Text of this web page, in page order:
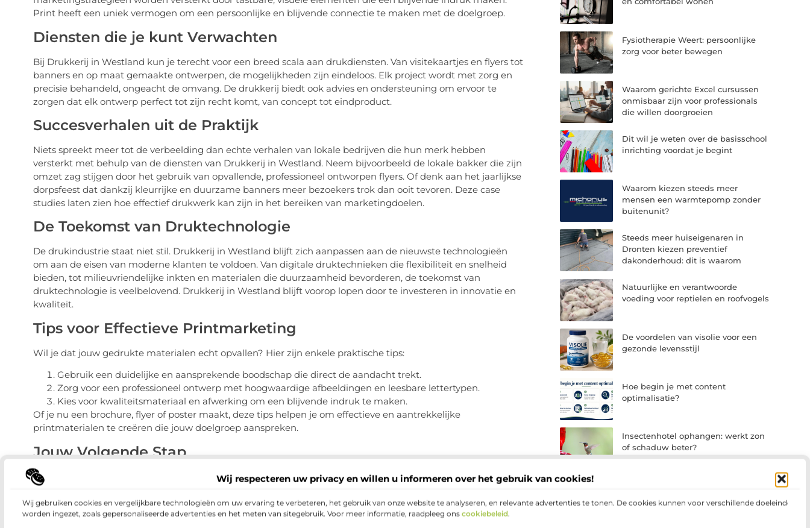
Wij respecteren uw privacy en willen u informeren over het gebruik van cookies!
Wij gebruiken cookies en vergelijkbare technologieën om uw ervaring te verbeteren, het gebruik van onze website te analyseren, en relevante advertenties te tonen. De cookies kunnen voor verschillende doeleinden
worden ingezet, zoals gepersonaliseerde advertenties en het meten van sitegebruik. Voor meer informatie, raadpleeg ons cookiebeleid.
Print heeft een uniek vermogen om een persoonlijke en blijvende connectie te maken met de doelgroep.
Diensten die je kunt Verwachten
Bij Drukkerij in Westland kun je terecht voor een breed scala aan drukdiensten. Van visitekaartjes en flyers tot
banners en op maat gemaakte ontwerpen, de mogelijkheden zijn eindeloos. Elk project wordt met zorg en
precisie behandeld, ongeacht de omvang. De drukkerij biedt ook advies en ondersteuning om ervoor te
zorgen dat elk ontwerp perfect tot zijn recht komt, van concept tot eindproduct.
Succesverhalen uit de Praktijk
Niets spreekt meer tot de verbeelding dan echte verhalen van lokale bedrijven die hun merk hebben
versterkt met behulp van de diensten van Drukkerij in Westland. Neem bijvoorbeeld de lokale bakker die zijn
omzet zag stijgen door het gebruik van opvallende, professioneel ontworpen flyers. Of denk aan het jaarlijkse
dorpsfeest dat dankzij kleurrijke en duurzame banners meer bezoekers trok dan ooit tevoren. Deze case
studies laten zien hoe effectief drukwerk kan zijn in het bereiken van marketingdoelen.
De Toekomst van Druktechnologie
De drukindustrie staat niet stil. Drukkerij in Westland blijft zich aanpassen aan de nieuwste technologieën
om aan de eisen van moderne klanten te voldoen. Van digitale druktechnieken die flexibiliteit en snelheid
bieden, tot milieuvriendelijke inkten en materialen die duurzaamheid bevorderen, de toekomst van
druktechnologie is veelbelovend. Drukkerij in Westland blijft voorop lopen door te investeren in innovatie en
kwaliteit.
Tips voor Effectieve Printmarketing
Wil je dat jouw gedrukte materialen echt opvallen? Hier zijn enkele praktische tips:
Gebruik een duidelijke en aansprekende boodschap die direct de aandacht trekt.
Zorg voor een professioneel ontwerp met hoogwaardige afbeeldingen en leesbare lettertypen.
Kies voor kwaliteitsmateriaal en afwerking om een blijvende indruk te maken.
Of je nu een brochure, flyer of poster maakt, deze tips helpen je om effectieve en aantrekkelijke
printmaterialen te creëren die jouw doelgroep aanspreken.
Jouw Volgende Stap
Samengevat, Drukkerij in Westland biedt een unieke combinatie van traditie en innovatie, waarmee ze
hoogwaardige drukdiensten leveren die voldoen aan de behoeften van lokale bedrijven, ontwerpers en
printliefhebbers. Of je nu op zoek bent naar visitekaartjes, banners of op maat gemaakte ontwerpen, de
mogelijkheden zijn eindeloos. Overweeg om Drukkerij in Westland te gebruiken voor jouw volgende
Fysiotherapie Weert: persoonlijke
zorg voor beter bewegen
Waarom gerichte Excel cursussen
onmisbaar zijn voor professionals
die willen doorgroeien
Dit wil je weten over de basisschool
inrichting voordat je begint
Waarom kiezen steeds meer
mensen een warmtepomp zonder
buitenunit?
Steeds meer huiseigenaren in
Dronten kiezen preventief
dakonderhoud: dit is waarom
Natuurlijke en verantwoorde
voeding voor reptielen en roofvogels
De voordelen van visolie voor een
gezonde levensstijl
Hoe begin je met content
optimalisatie?
Insectenhotel ophangen: werkt zon
of schaduw beter?